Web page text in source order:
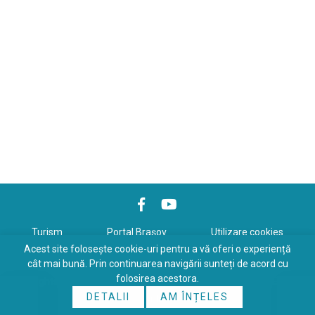
Turism Portal Braşov Utilizare cookies
Politică de confidenţialitate
Copyrights © 2026 All Rights Reserved. Powered by
Online
Acest site folosește cookie-uri pentru a vă oferi o experiență
cât mai bună. Prin continuarea navigării sunteți de acord cu
folosirea acestora.
DETALII
AM ÎNȚELES